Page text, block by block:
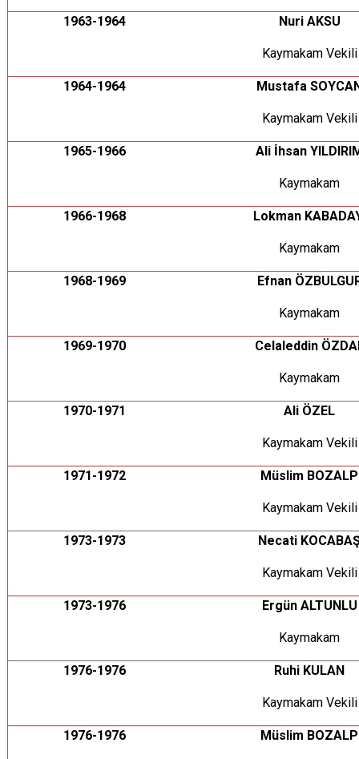
1963-1964 Nuri AKSU
Kaymakam Vekili
1964-1964 Mustafa
Kaymakam Vekili
1965-1966 Ali İhsan
Kaymakam
1966-1968 Lokman
Kaymakam
1968-1969 Efnan
Kaymakam
1969-1970 Celaleddin
Kaymakam
1970-1971 Ali ÖZEL
Kaymakam Vekili
1971-1972 Müslim BOZALP
Kaymakam Vekili
1973-1973 Necati
Kaymakam Vekili
1973-1976 Ergün ALTUNLU
Kaymakam
1976-1976 Ruhi KULAN
Kaymakam Vekili
1976-1976 Müslim BOZALP